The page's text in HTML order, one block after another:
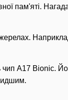
пам'яті.
A17 Bionic.